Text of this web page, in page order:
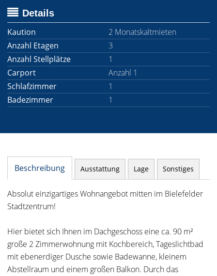
Details
Kaution
2 Monatskaltmieten
Anzahl Etagen
3
Anzahl Stellplätze
1
Carport
Anzahl 1
Schlafzimmer
1
Badezimmer
1
Beschreibung Ausstattung Lage Sonstiges
Absolut einzigartiges Wohnangebot mitten im Bielefelder
Stadtzentrum!
Hier bietet sich Ihnen im Dachgeschoss eine ca. 90 m²
große 2 Zimmerwohnung mit Kochbereich, Tageslichtbad
mit ebenerdiger Dusche sowie Badewanne, kleinem
Abstellraum und einem großen Balkon. Durch das